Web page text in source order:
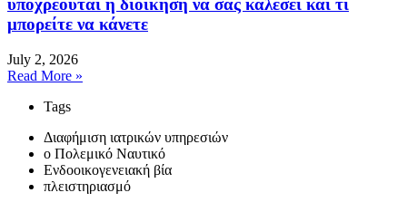
υποχρεούται η διοίκηση να σας καλέσει και τι
μπορείτε να κάνετε
July 2, 2026
Read More »
Tags
Διαφήμιση ιατρικών υπηρεσιών
o Πολεμικό Ναυτικό
Ενδοοικογενειακή βία
πλειστηριασμό